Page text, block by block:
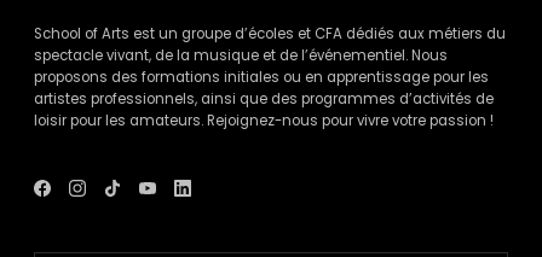
School of Arts est un groupe d’écoles et CFA dédiés aux métiers du
spectacle vivant, de la musique et de l’événementiel. Nous
proposons des formations initiales ou en apprentissage pour les
artistes professionnels, ainsi que des programmes d’activités de
loisir pour les amateurs. Rejoignez-nous pour vivre votre passion !
Voir
Voir
Voir
Voir